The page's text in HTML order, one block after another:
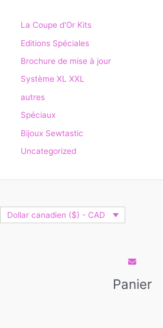
La Coupe d'Or Kits
Editions Spéciales
Brochure de mise à jour
Système XL XXL
autres
Spéciaux
Bijoux Sewtastic
Uncategorized
Dollar canadien ($) - CAD
Panier